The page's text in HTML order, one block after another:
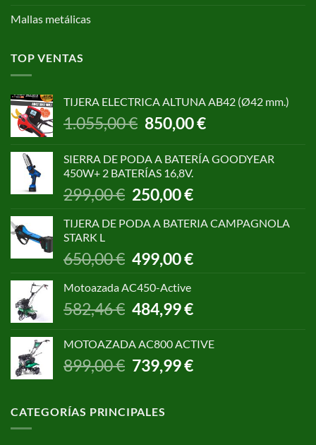
Mallas metálicas
TOP VENTAS
TIJERA ELECTRICA ALTUNA AB42 (Ø42 mm.)
1.055,00€ El
precio
era:
1.055,00 €.
850,00€El
precio
es:
SIERRA DE PODA A BATERÍA GOODYEAR
450W+ 2 BATERÍAS 16,8V.
299,00€ El
precio
original
299,00 €.
250,00€El
precio
actual
250,00 €.
TIJERA DE PODA A BATERIA CAMPAGNOLA
STARK L
650,00€
El
precio
original
650,00 €.
499,00€El
precio
499,00 €.
Motoazada AC450-Active
582,46€
El
precio
era:
582,46 €.
484,99€El
precio
es:
484,99 €.
MOTOAZADA AC800 ACTIVE
899,00€ El
precio
era:
899,00 €.
739,99€El
precio
CATEGORÍAS PRINCIPALES